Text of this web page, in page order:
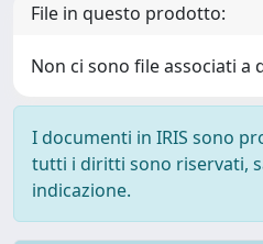
File in questo prodotto:
Non ci sono file associati a
I documenti in IRIS sono
tutti i diritti sono riservati,
indicazione.